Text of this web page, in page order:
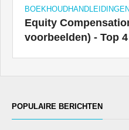
Equity
voorbeelden) - Top
POPULAIRE BERICHTEN